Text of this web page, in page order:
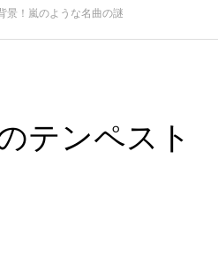
景！嵐のような名曲の謎
テンペスト